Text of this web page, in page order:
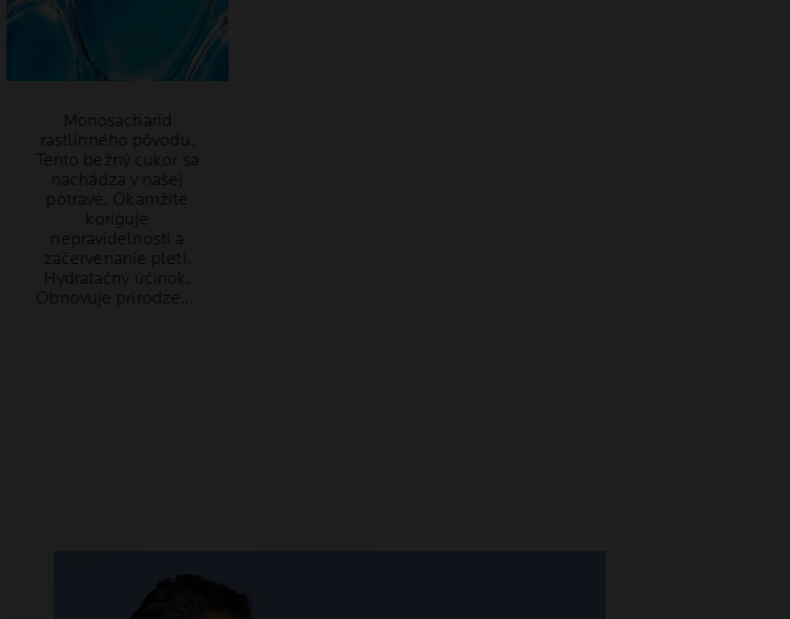
Monosacharid
rastlinného pôvodu.
Tento bežný cukor sa
nachádza v našej
potrave. Okamžite
koriguje
nepravidelnosti a
začervenanie pleti.
Hydratačný účinok.
Obnovuje prirodzený